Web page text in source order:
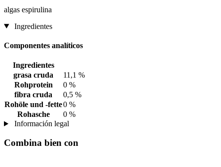
algas espirulina
Ingredientes
Componentes analíticos
Ingredientes
grasa cruda
11,1 %
Rohprotein
0 %
fibra cruda
0,5 %
Rohöle und -fette0 %
Rohasche
0 %
Información legal
Combina bien con